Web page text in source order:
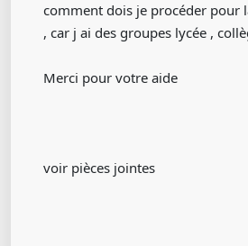
comment dois je procéder pour
, car j ai des groupes lycée ,
Merci pour votre aide
voir pièces jointes